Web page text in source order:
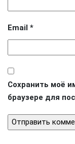
Email *
Сохранить моё
браузере для